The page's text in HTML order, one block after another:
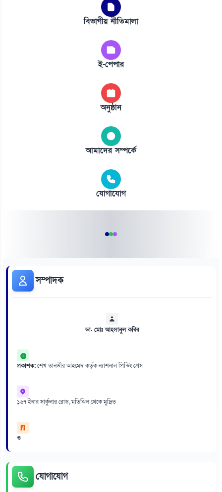
বিভাগীয় নীতিমালা
ই-পেপার
অনুষ্ঠান
আমাদের সম্পর্কে
যোগাযোগ
সম্পাদক
ডা. মোঃ আহসানুল কবির
প্রকাশক:শেখ তানভীর আহমেদ কর্তৃক ন্যাশনাল প্রিন্টিং প্রেস
১৬৭ ইনার সার্কুলার রোড, মতিঝিল থেকে মুদ্রিত
ও
যোগাযোগ